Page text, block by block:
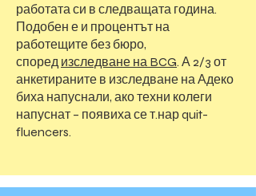
работата си в следващата година.
Подобен е и процентът на
работещите без бюро,
според изследване на BCG. А 2/3 от
анкетираните в изследване на Адеко
биха напуснали, ако техни колеги
напуснат – появиха се т.нар quit-
fluencers.